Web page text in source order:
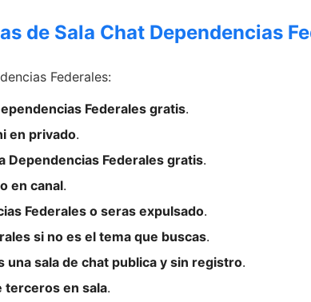
de Sala Chat Dependencias
Federales:
Federales gratis.
en privado.
Dependencias Federales gratis.
en canal.
Federales o seras expulsado.
si no es el tema que buscas.
una sala de chat publica y sin registro.
terceros en sala.